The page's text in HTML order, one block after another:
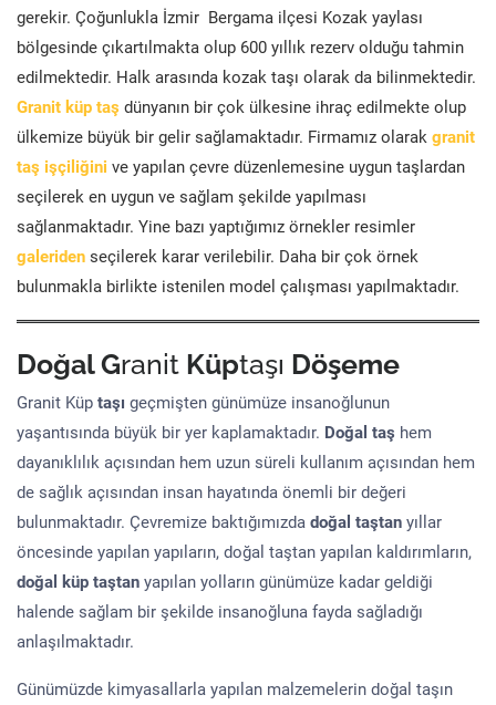
gerekir. Çoğunlukla İzmir Bergama ilçesi Kozak yaylası
bölgesinde çıkartılmakta olup 600 yıllık rezerv olduğu tahmin
edilmektedir. Halk arasında kozak taşı olarak da bilinmektedir.
Granit küp taş dünyanın bir çok ülkesine ihraç edilmekte olup
ülkemize büyük bir gelir sağlamaktadır. Firmamız olarak granit
taş işçiliğini ve yapılan çevre düzenlemesine uygun taşlardan
seçilerek en uygun ve sağlam şekilde yapılması
sağlanmaktadır. Yine bazı yaptığımız örnekler resimler
galeriden seçilerek karar verilebilir. Daha bir çok örnek
bulunmakla birlikte istenilen model çalışması yapılmaktadır.
Doğal Granit Küptaşı Döşeme
Granit Küp taşı geçmişten günümüze insanoğlunun
yaşantısında büyük bir yer kaplamaktadır. Doğal taş hem
dayanıklılık açısından hem uzun süreli kullanım açısından hem
de sağlık açısından insan hayatında önemli bir değeri
bulunmaktadır. Çevremize baktığımızda doğal taştan yıllar
öncesinde yapılan yapıların, doğal taştan yapılan kaldırımların,
doğal küp taştan yapılan yolların günümüze kadar geldiği
halende sağlam bir şekilde insanoğluna fayda sağladığı
anlaşılmaktadır.
Günümüzde kimyasallarla yapılan malzemelerin doğal taşın